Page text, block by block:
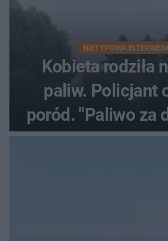
NIETYPOWA
Kobieta rodziła
paliw. Policjant
poród. "Paliwo za
50 %!"